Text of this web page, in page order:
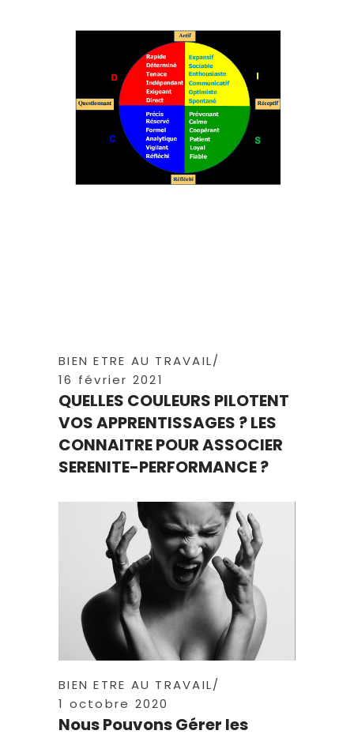
BIEN ETRE AU TRAVAIL
16 février 2021
QUELLES COULEURS PILOTENT
VOS APPRENTISSAGES ? LES
CONNAITRE POUR ASSOCIER
SERENITE-PERFORMANCE ?
BIEN ETRE AU TRAVAIL
1 octobre 2020
Nous Pouvons Gérer les